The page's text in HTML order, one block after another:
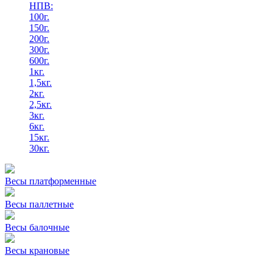
НПВ:
100г.
150г.
200г.
300г.
600г.
1кг.
1,5кг.
2кг.
2,5кг.
3кг.
6кг.
15кг.
30кг.
Весы платформенные
Весы паллетные
Весы балочные
Весы крановые